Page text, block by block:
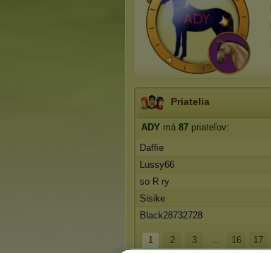
Priatelia
ADY má 87 priateľov:
Daffie
Lussy66
so R ry
Sisike
Black28732728
1 2 3 ... 16 17